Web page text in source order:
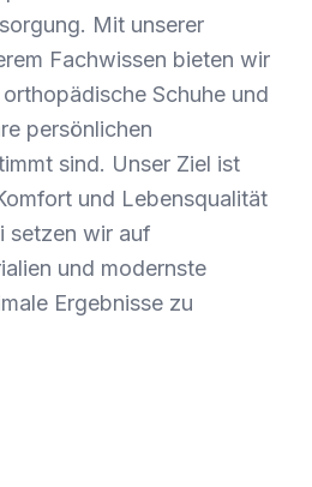
Mit unserer
Fachwissen bieten wir
Schuhe und
persönlichen
sind. Unser Ziel ist
und Lebensqualität
setzen wir auf
und modernste
Ergebnisse zu